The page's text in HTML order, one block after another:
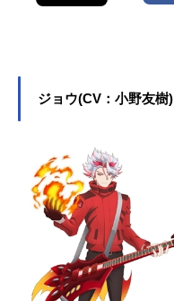
ジョウ(CV：小野友樹)